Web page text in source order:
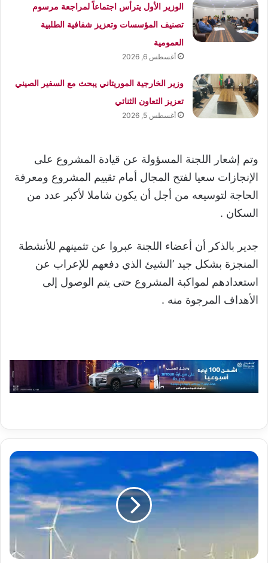
الوزير الأول يترأس اجتماعاً لمراجعة مرسوم
تصنيف المؤسسات وتعزيز شفافية الطلبية
العمومية
أغسطس 6, 2026
وزير الخارجية الموريتاني يبحث مع السفير الصيني
تعزيز التعاون الثنائي
أغسطس 5, 2026
وتم إشعار اللجنة المسؤولة عن قيادة المشروع على
الإنجازات سعيا لفتح المجال أمام تقييم المشروع ومعرفة
الحاجة لتوسيعه من أجل أن يكون شاملا لأكبر عدد من
السكان .
جدير بالذكر أن أعضاء اللجنة عبروا عن تثمينهم للأنشطة
المنجزة بشكل جيد ’الشيئ الذي دفعهم للإعراب عن
استعدادهم لمواكبة المشروع حتى يتم الوصول إلى
الأهداف المرجوة منه .
غوغل
تشتري
أكبر
هولندا،